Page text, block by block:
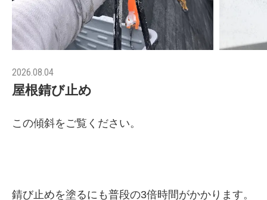
2026.08.04
屋根錆び止め
この傾斜をご覧ください。
錆び止めを塗るにも普段の3倍時間がかかります。